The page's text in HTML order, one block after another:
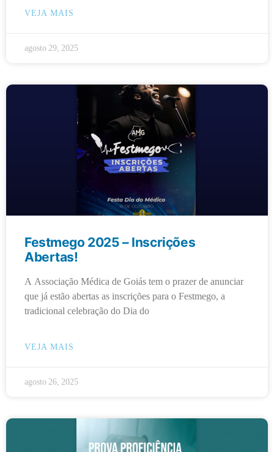
VEJA MAIS
agosto 29, 2025
Festmego 2025 – Inscrições
Abertas!
A Associação Médica de Goiás tem o prazer de anunciar
que já estão abertas as inscrições para o Festmego, a
tradicional celebração do Dia do
VEJA MAIS
agosto 26, 2025